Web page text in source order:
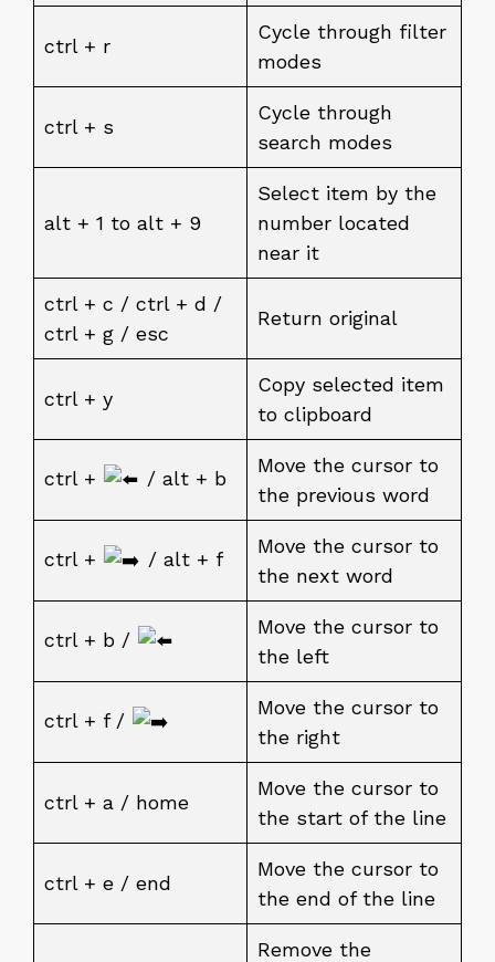
ctrl + r
Cycle through filter
modes
ctrl + s
Cycle through
search modes
alt + 1 to alt + 9
Select item by the
number located
near it
ctrl + c / ctrl + d /
ctrl + g / esc
Return original
ctrl + y
Copy selected item
to clipboard
ctrl + / alt + b
Move the cursor to
the previous word
ctrl + / alt + f
Move the cursor to
the next word
ctrl + b /
Move the cursor to
the left
ctrl + f /
Move the cursor to
the right
ctrl + a / home
Move the cursor to
the start of the line
ctrl + e / end
Move the cursor to
the end of the line
Remove the